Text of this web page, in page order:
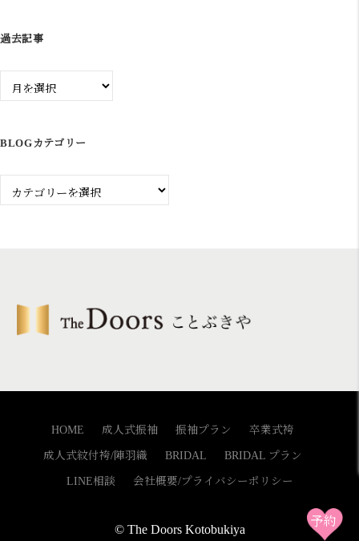
過去記事
過
BLOGカテゴリー
Blog
HOME 成人式振袖 振袖プラン 卒業式袴
成人式紋付袴/陣羽織 BRIDAL BRIDAL プラン
LINE相談 会社概要/プライバシーポリシー
© The Doors Kotobukiya